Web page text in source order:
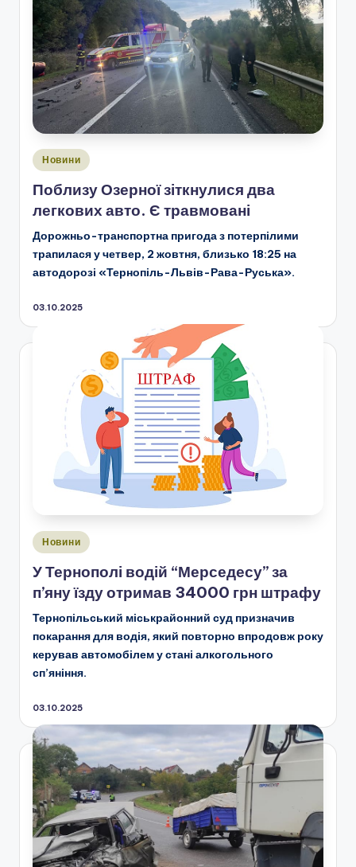
Опубліковано
Новини
Поблизу Озерної зіткнулися два
легкових авто. Є травмовані
Дорожньо-транспортна пригода з потерпілими
трапилася у четвер, 2 жовтня, близько 18:25 на
автодорозі «Тернопіль-Львів-Рава-Руська».
03.10.2025
Опубліковано
Новини
У Тернополі водій “Мерседесу” за
п’яну їзду отримав 34000 грн штрафу
Тернопільський міськрайонний суд призначив
покарання для водія, який повторно впродовж року
керував автомобілем у стані алкогольного
сп’яніння.
03.10.2025